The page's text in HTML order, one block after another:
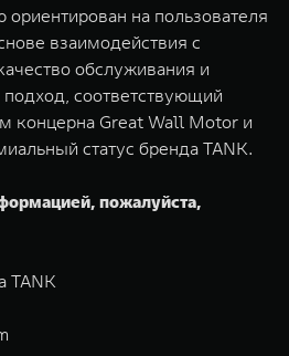
на пользователя
взаимодействия с
обслуживания и
соответствующий
концерна Great Wall Motor и
статус бренда TANK.
пожалуйста,
TANK